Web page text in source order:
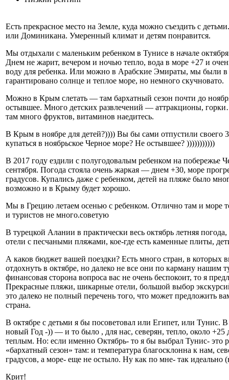
Есть прекрасное место на Земле, куда можно съездить с
или Доминикана. Умеренный климат и детям понравится.
Мы отдыхали с маленьким ребенком в Тунисе в начале
Днем не жарит, вечером и ночью тепло, вода в море +27 и
воду для ребенка. Или можно в Арабские Эмираты, мы были
гарантировано солнце и теплое море, но немного скучновато.
Можно в Крым слетать — там бархатный сезон почти до
остывшее. Много детских развлечений — аттракционы,
там много фруктов, витаминов наедитесь.
В Крым в ноябре для детей?)))) Вы бы сами отпустили своего
купаться в ноябрьское Черное море? Не остывшее? )))))))))))
В 2017 году ездили с полугодовалым ребенком на побережье
сентября. Погода стояла очень жаркая — днем +30, море
градусов. Купались даже с ребенком, детей на пляже было
возможно и в Крыму будет хорошо.
Мы в Грецию летаем осенью с ребенком. Отлично там и море
и туристов не много.советую
В турецкой Алании в практически весь октябрь летняя
отели с песчаными пляжами, кое-где есть каменные плиты,
А каков бюджет вашей поездки? Есть много стран, в которых
отдохнуть в октябре, но далеко не все они по карману нашим
финансовая сторона вопроса вас не очень беспокоит, то я
Прекрасные пляжи, шикарные отели, большой выбор
это далеко не полный перечень того, что может предложить
страна.
В октябре с детьми я бы посоветовал или Египет, или Тунис.
новый Год -)) — и то было , для нас, северян, тепло, около +25
теплым. Но: если именно Октябрь- то я бы выбрал Тунис- это
«бархатный сезон» там: и температура благосклонна к нам,
градусов, а море- еще не остыло. Ну как по мне- так
Крит!